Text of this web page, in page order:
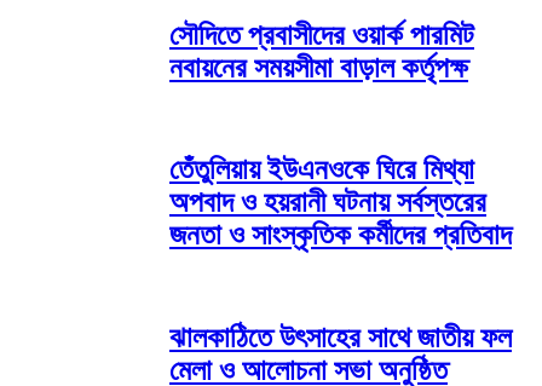
সৌদিতে প্রবাসীদের ওয়ার্ক পারমিট
নবায়নের সময়সীমা বাড়াল কর্তৃপক্ষ
তেঁতুলিয়ায় ইউএনওকে ঘিরে মিথ্যা
অপবাদ ও হয়রানী ঘটনায় সর্বস্তরের
জনতা ও সাংস্কৃতিক কর্মীদের প্রতিবাদ
ঝালকাঠিতে উৎসাহের সাথে জাতীয় ফল
মেলা ও আলোচনা সভা অনুষ্ঠিত